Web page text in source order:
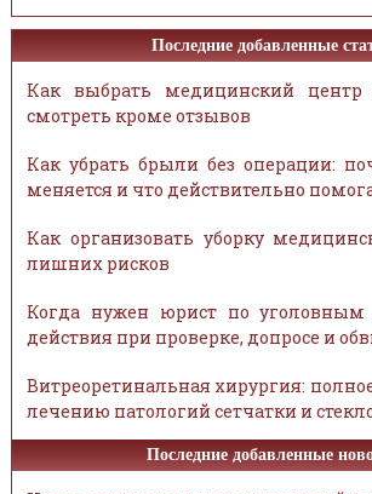
Последние добавленные
Как выбрать медицинский
смотреть кроме отзывов
Как убрать брыли без операции:
меняется и что действительно
Как организовать уборку
лишних рисков
Когда нужен юрист по
действия при проверке, допросе и
Витреоретинальная хирургия:
лечению патологий сетчатки и
Последние добавленные